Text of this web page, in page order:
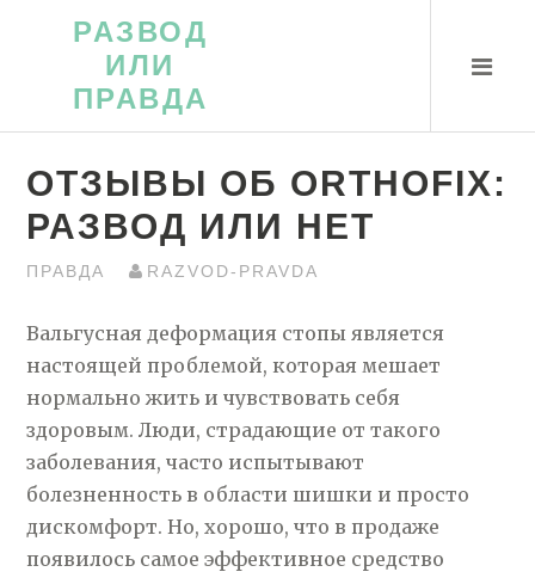
РАЗВОД
ИЛИ
ПРАВДА
ОТЗЫВЫ ОБ ORTHOFIX:
РАЗВОД ИЛИ НЕТ
ПРАВДА RAZVOD-PRAVDA
Вальгусная деформация стопы является
настоящей проблемой, которая мешает
нормально жить и чувствовать себя
здоровым. Люди, страдающие от такого
заболевания, часто испытывают
болезненность в области шишки и просто
дискомфорт. Но, хорошо, что в продаже
появилось самое эффективное средство